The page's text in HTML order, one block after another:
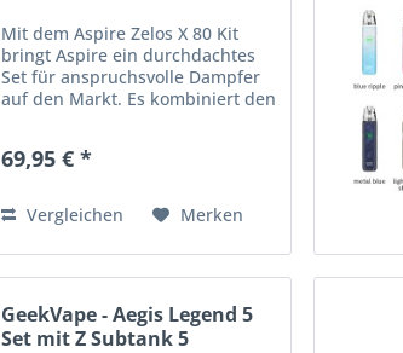
Mit dem Aspire Zelos X 80 Kit
bringt Aspire ein durchdachtes
Set für anspruchsvolle Dampfer
auf den Markt. Es kombiniert den
– eine perfekte Symbiose aus
69,95 € *
Vergleichen Merken
GeekVape - Aegis Legend 5
Set mit Z Subtank 5